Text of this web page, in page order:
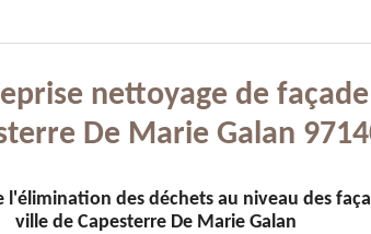
nettoyage de façade
De Marie Galan
des déchets au niveau des
ville de Capesterre De Marie Galan